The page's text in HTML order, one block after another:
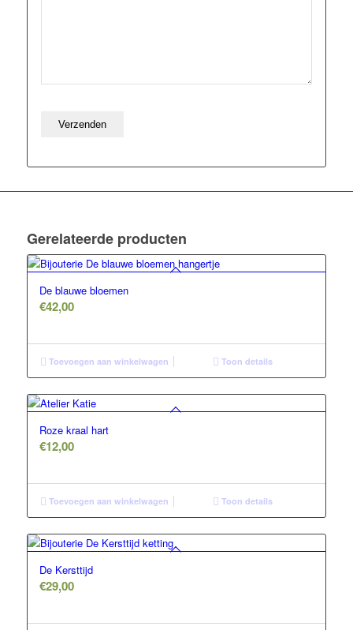
Gerelateerde producten
De blauwe bloemen
€42,00
Toevoegen aan winkelwagen Toon details
Roze kraal hart
€12,00
Toevoegen aan winkelwagen Toon details
De Kersttijd
€29,00